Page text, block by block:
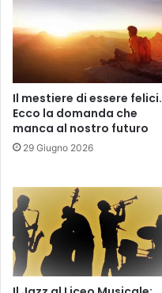
e
Il mestiere di essere felici.
Ecco la domanda che
manca al nostro futuro
29 Giugno 2026